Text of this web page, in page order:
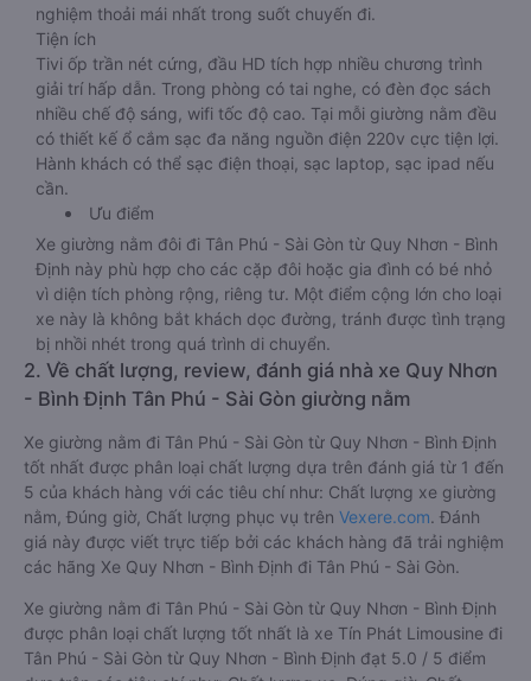
nghiệm thoải mái nhất trong suốt chuyến đi.
Tiện ích
Tivi ốp trần nét cứng, đầu HD tích hợp nhiều chương trình
giải trí hấp dẫn. Trong phòng có tai nghe, có đèn đọc sách
nhiều chế độ sáng, wifi tốc độ cao. Tại mỗi giường nằm đều
có thiết kế ổ cắm sạc đa năng nguồn điện 220v cực tiện lợi.
Hành khách có thể sạc điện thoại, sạc laptop, sạc ipad nếu
cần.
Ưu điểm
Xe giường nằm đôi đi Tân Phú - Sài Gòn từ Quy Nhơn - Bình
Định này phù hợp cho các cặp đôi hoặc gia đình có bé nhỏ
vì diện tích phòng rộng, riêng tư. Một điểm cộng lớn cho loại
xe này là không bắt khách dọc đường, tránh được tình trạng
bị nhồi nhét trong quá trình di chuyển.
2. Về chất lượng, review, đánh giá nhà xe Quy Nhơn
- Bình Định Tân Phú - Sài Gòn giường nằm
Xe giường nằm đi Tân Phú - Sài Gòn từ Quy Nhơn - Bình Định
tốt nhất được phân loại chất lượng dựa trên đánh giá từ 1 đến
5 của khách hàng với các tiêu chí như: Chất lượng xe giường
nằm, Đúng giờ, Chất lượng phục vụ trên Vexere.com. Đánh
giá này được viết trực tiếp bởi các khách hàng đã trải nghiệm
các hãng Xe Quy Nhơn - Bình Định đi Tân Phú - Sài Gòn.
Xe giường nằm đi Tân Phú - Sài Gòn từ Quy Nhơn - Bình Định
được phân loại chất lượng tốt nhất là xe Tín Phát Limousine đi
Tân Phú - Sài Gòn từ Quy Nhơn - Bình Định đạt 5.0 / 5 điểm